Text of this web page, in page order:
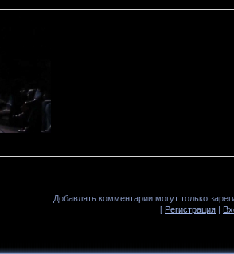
Добавлять комментарии могут только
[ Регистрация |